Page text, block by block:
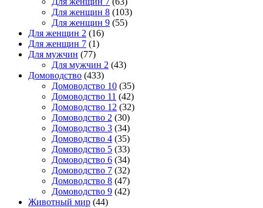
Для женщин 8 (103)
Для женщин 9 (55)
Для женщин 2 (16)
Для женщин 7 (1)
Для мужчин (77)
Для мужчин 2 (43)
Домоводство (433)
Домоводство 10 (35)
Домоводство 11 (42)
Домоводство 12 (32)
Домоводство 2 (30)
Домоводство 3 (34)
Домоводство 4 (35)
Домоводство 5 (33)
Домоводство 6 (34)
Домоводство 7 (32)
Домоводство 8 (47)
Домоводство 9 (42)
Животный мир (44)